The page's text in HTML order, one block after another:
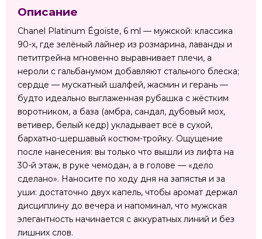
Описание
Chanel Platinum Égoïste, 6 ml — мужской: классика
90-х, где зелёный лайнер из розмарина, лаванды и
петитгрейна мгновенно выравнивает плечи, а
нероли с гальбанумом добавляют стального блеска;
сердце — мускатный шалфей, жасмин и герань —
будто идеально выглаженная рубашка с жёстким
воротником, а база (амбра, сандал, дубовый мох,
ветивер, белый кедр) укладывает всё в сухой,
бархатно-шершавый костюм-тройку. Ощущение
после нанесения: вы только что вышли из лифта на
30-й этаж, в руке чемодан, а в голове — «дело
сделано». Наносите по ходу дня на запястья и за
уши: достаточно двух капель, чтобы аромат держал
дисциплину до вечера и напоминал, что мужская
элегантность начинается с аккуратных линий и без
лишних слов.